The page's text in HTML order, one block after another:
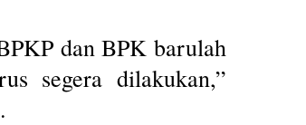
dan BPK barulah
segera dilakukan,”